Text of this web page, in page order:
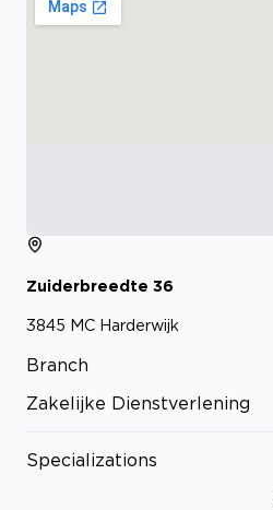
Zuiderbreedte 36
3845 MC Harderwijk
Branch
Zakelijke Dienstverlening
Specializations